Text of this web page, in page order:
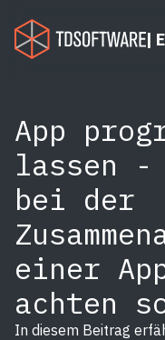
|
App
lassen -
bei der
einer
achten
In diesem Beitrag